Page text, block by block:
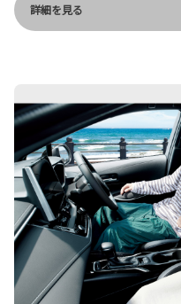
詳細を見る